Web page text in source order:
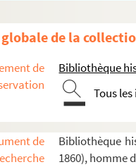
de la
de
Bibliothèque
Tous
de
Bibliothèque
1860), homme